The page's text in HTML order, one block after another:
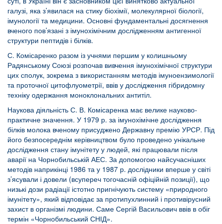
галузі, яка з’явилася на стику біохімії, молекулярної біології,
імунології та медицини. Основні фундаментальні досягнення
вченого пов’язані з імунохімічним дослідженням антигенної
структури пептидів і білків.
С. Комісаренко разом із учнями першим у колишньому
Радянському Союзі розпочав вивчення імунохімічної структури
цих сполук, зокрема з використанням методів імуноензимології
та проточної цитофлуометрії, ввів у дослідження гібридомну
техніку одержання моноклональних антитіл.
Наукова діяльність С. В. Комісаренка має велике науково-
практичне значення. У 1979 р. за імунохімічне дослідження
білків молока вченому присуджено Державну премію УРСР. Під
його безпосереднім керівництвом було проведено унікальне
дослідження стану імунітету у людей, які працювали після
аварії на Чорнобильській АЕС. За допомогою найсучасніших
методів наприкінці 1986 та у 1987 р. дослідники вперше у світі
з’ясували і довели (всупереч тогочасній офіційній позиції), що
низькі дози радіації істотно пригнічують систему «природного
імунітету», який відповідає за протипухлинний і противірусний
захист в організмі людини. Саме Сергій Васильович ввів в обіг
термін «Чорнобильський СНІД».